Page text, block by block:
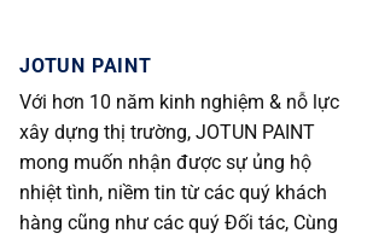
JOTUN PAINT
Với hơn 10 năm kinh nghiệm & nỗ lực
xây dựng thị trường, JOTUN PAINT
mong muốn nhận được sự ủng hộ
nhiệt tình, niềm tin từ các quý khách
hàng cũng như các quý Đối tác, Cùng